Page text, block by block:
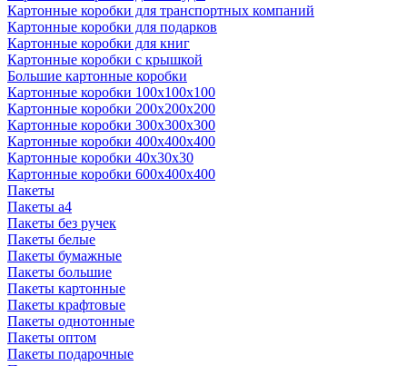
Картонные коробки для транспортных компаний
Картонные коробки для подарков
Картонные коробки для книг
Картонные коробки с крышкой
Большие картонные коробки
Картонные коробки 100x100x100
Картонные коробки 200x200x200
Картонные коробки 300x300x300
Картонные коробки 400x400x400
Картонные коробки 40x30x30
Картонные коробки 600x400x400
Пакеты
Пакеты а4
Пакеты без ручек
Пакеты белые
Пакеты бумажные
Пакеты большие
Пакеты картонные
Пакеты крафтовые
Пакеты однотонные
Пакеты оптом
Пакеты подарочные